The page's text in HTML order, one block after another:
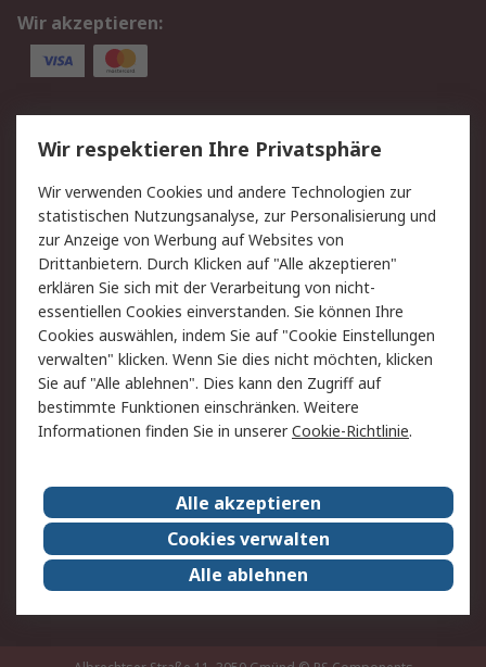
Wir akzeptieren:
Service
Value Added Services
Lieferlösungen
Rücksendung/Entsorgung Kontakt
Hilfe
Rechtliches
RS Verkaufs- und
Lieferbedingungen
Datenschutz
Cookie-Richtlinie
Zahlungsbedingungen
Impressum
Webseite Konditionen
RS weltweit
Karriere bei RS
Nachhaltigkeit
Qualität/Zertifikate
Presse-Center
Event-Center
Wir respektieren Ihre Privatsphäre
Wir verwenden Cookies und andere Technologien zur
statistischen Nutzungsanalyse, zur Personalisierung und
zur Anzeige von Werbung auf Websites von
Drittanbietern. Durch Klicken auf "Alle akzeptieren"
erklären Sie sich mit der Verarbeitung von nicht-
essentiellen Cookies einverstanden. Sie können Ihre
Cookies auswählen, indem Sie auf "Cookie Einstellungen
verwalten" klicken. Wenn Sie dies nicht möchten, klicken
Sie auf "Alle ablehnen". Dies kann den Zugriff auf
bestimmte Funktionen einschränken. Weitere
Informationen finden Sie in unsererCookie-Richtlinie.
Alle akzeptieren
Cookies verwalten
Alle ablehnen